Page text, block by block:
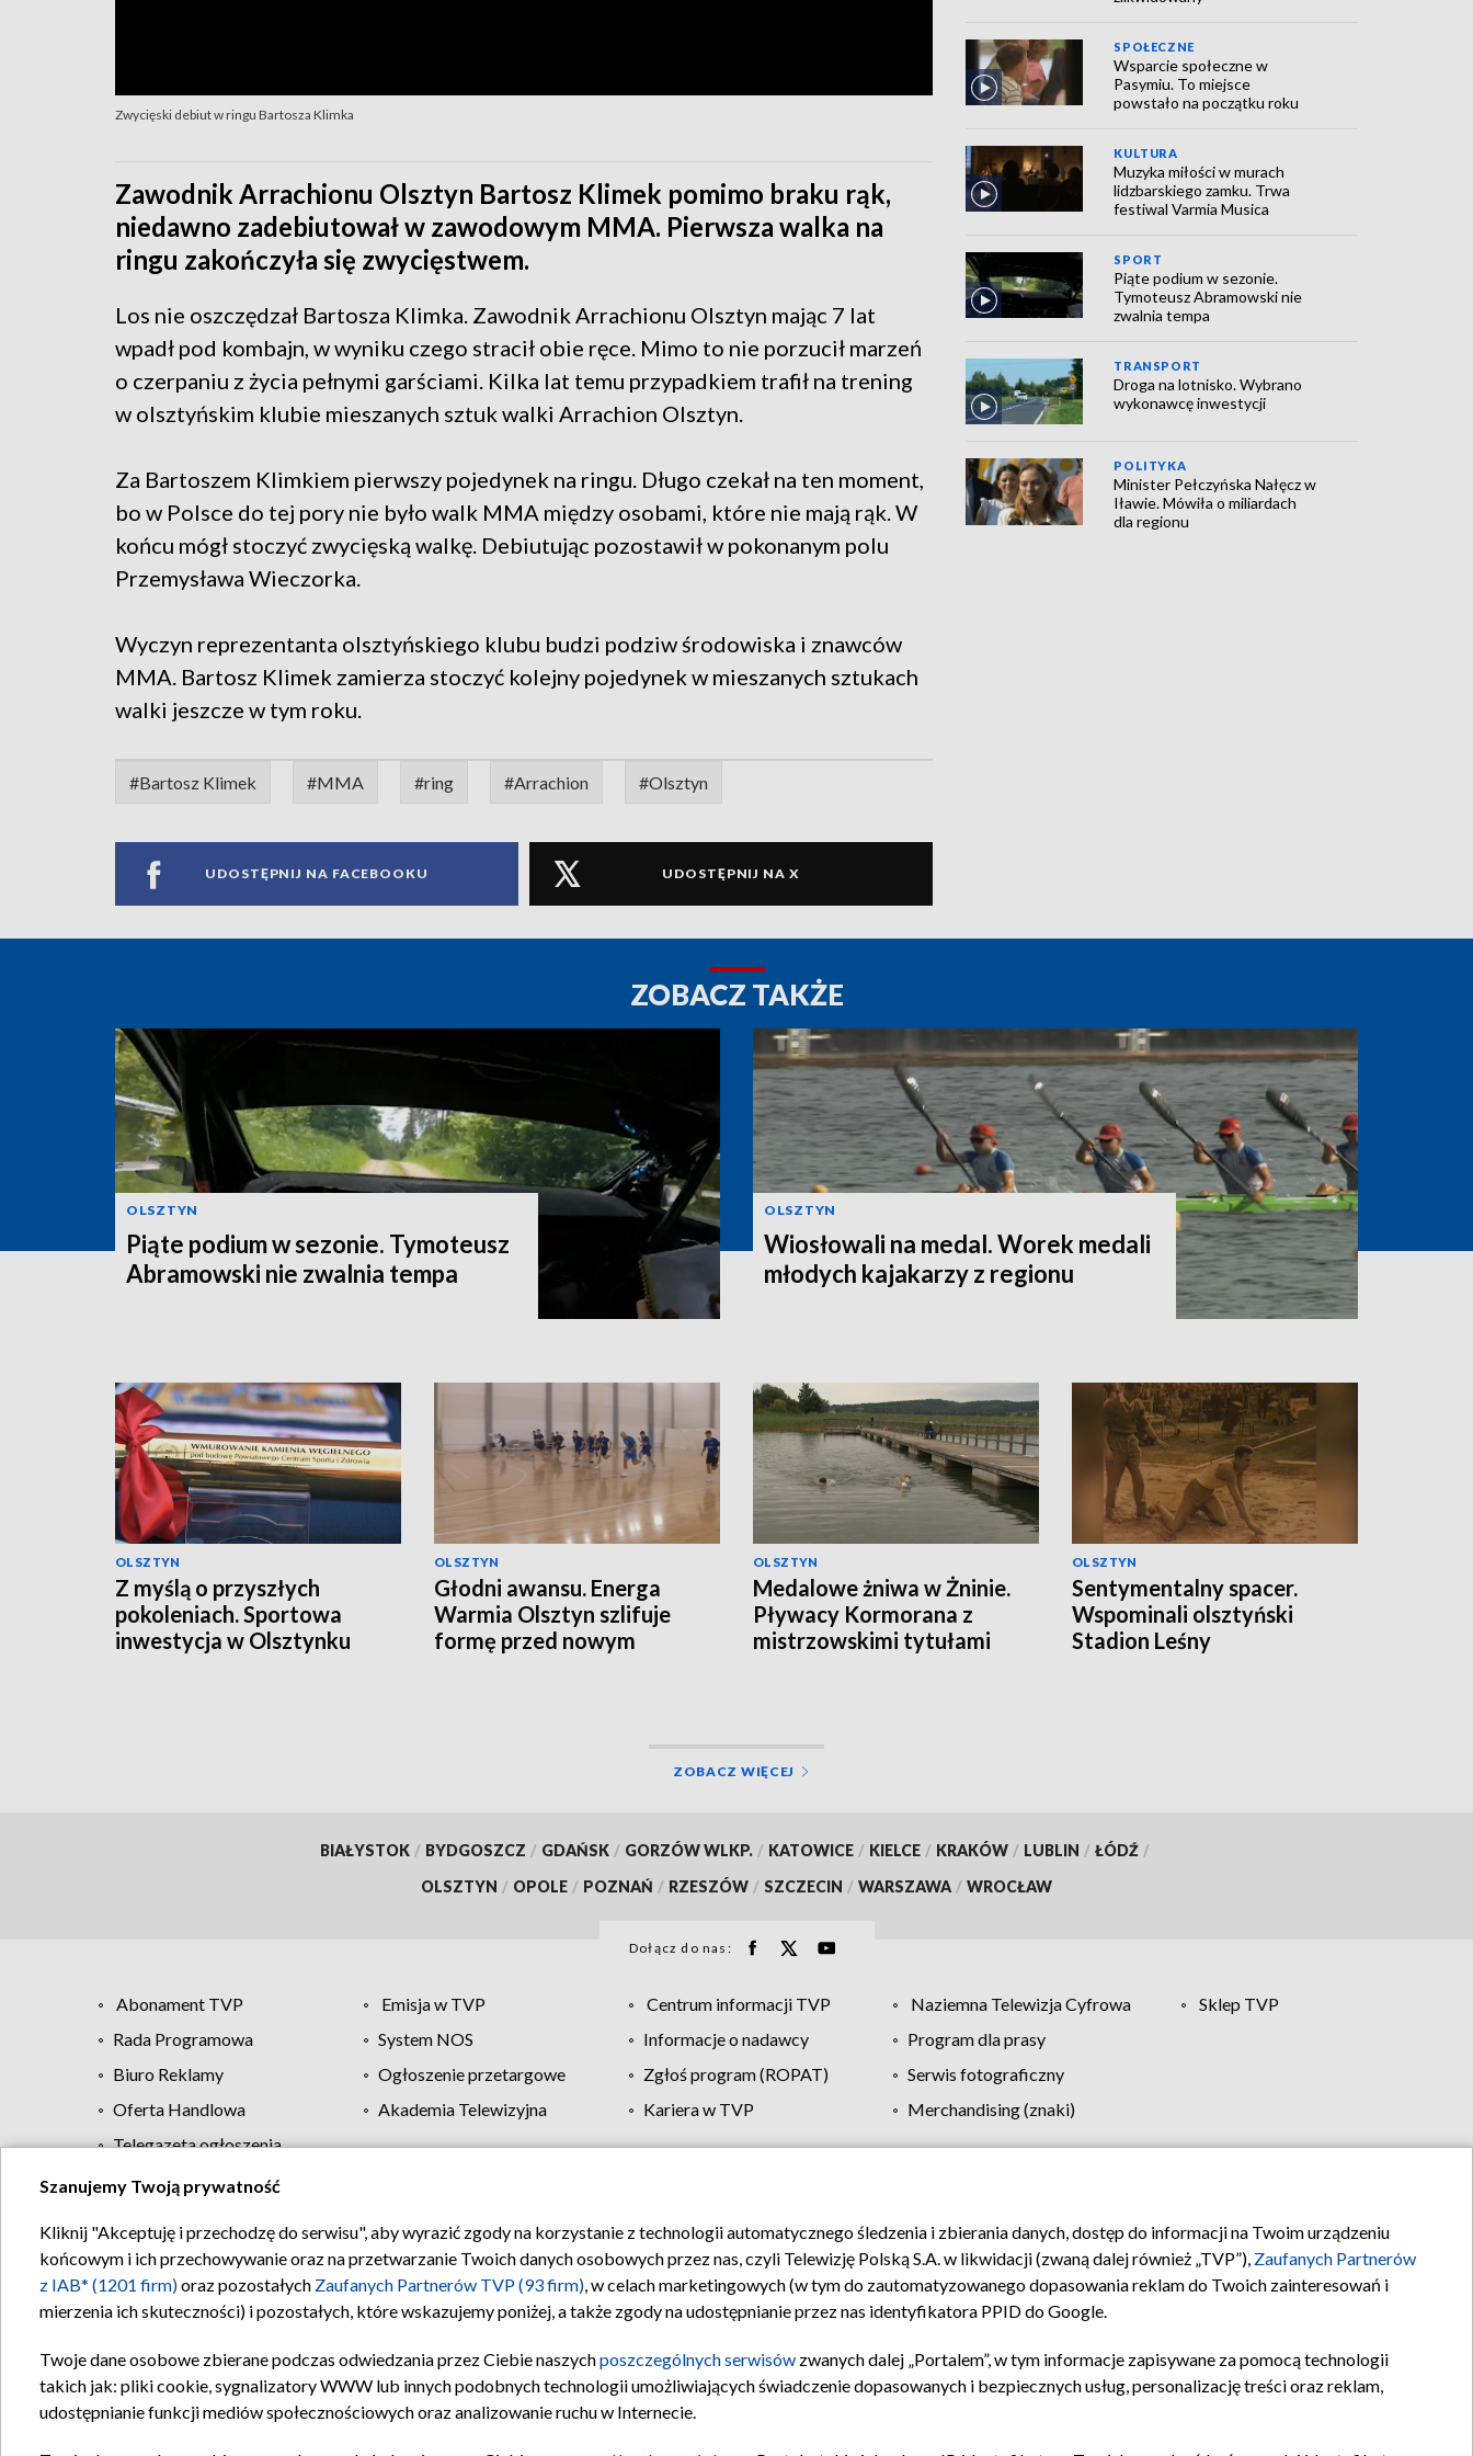
Zwycięski debiut w ringu Bartosza Klimka
Zawodnik Arrachionu Olsztyn Bartosz Klimek pomimo braku rąk,
niedawno zadebiutował w zawodowym MMA. Pierwsza walka na
ringu zakończyła się zwycięstwem.
Los nie oszczędzał Bartosza Klimka. Zawodnik Arrachionu Olsztyn mając 7 lat
wpadł pod kombajn, w wyniku czego stracił obie ręce. Mimo to nie porzucił marzeń
o czerpaniu z życia pełnymi garściami. Kilka lat temu przypadkiem trafił na trening
w olsztyńskim klubie mieszanych sztuk walki Arrachion Olsztyn.
Za Bartoszem Klimkiem pierwszy pojedynek na ringu. Długo czekał na ten moment,
bo w Polsce do tej pory nie było walk MMA między osobami, które nie mają rąk. W
końcu mógł stoczyć zwycięską walkę. Debiutując pozostawił w pokonanym polu
Przemysława Wieczorka.
Wyczyn reprezentanta olsztyńskiego klubu budzi podziw środowiska i znawców
MMA. Bartosz Klimek zamierza stoczyć kolejny pojedynek w mieszanych sztukach
walki jeszcze w tym roku.
#Bartosz Klimek #MMA #ring #Arrachion #Olsztyn
UDOSTĘPNIJ NA FACEBOOKU UDOSTĘPNIJ NA X
SPOŁECZNE
Wsparcie społeczne w
Pasymiu. To miejsce
powstało na początku roku
KULTURA
Muzyka miłości w murach
lidzbarskiego zamku. Trwa
festiwal Varmia Musica
SPORT
Piąte podium w sezonie.
Tymoteusz Abramowski nie
zwalnia tempa
TRANSPORT
Droga na lotnisko. Wybrano
wykonawcę inwestycji
POLITYKA
Minister Pełczyńska Nałęcz w
Iławie. Mówiła o miliardach
dla regionu
ZOBACZ TAKŻE
OLSZTYN
Piąte podium w sezonie. Tymoteusz
Abramowski nie zwalnia tempa
OLSZTYN
Wiosłowali na medal. Worek medali
młodych kajakarzy z regionu
OLSZTYN
Z myślą o przyszłych
pokoleniach. Sportowa
inwestycja w Olsztynku
OLSZTYN
Głodni awansu. Energa
Warmia Olsztyn szlifuje
formę przed nowym
OLSZTYN
Medalowe żniwa w Żninie.
Pływacy Kormorana z
mistrzowskimi tytułami
OLSZTYN
Sentymentalny spacer.
Wspominali olsztyński
Stadion Leśny
ZOBACZ WIĘCEJ
BIAŁYSTOK / BYDGOSZCZ / GDAŃSK / GORZÓW WLKP. / KATOWICE / KIELCE / KRAKÓW / LUBLIN / ŁÓDŹ /
OLSZTYN / OPOLE / POZNAŃ / RZESZÓW / SZCZECIN / WARSZAWA / WROCŁAW
Dołącz do nas:
Abonament TVP Emisja w TVP Centrum informacji TVP Naziemna Telewizja Cyfrowa
Sklep TVP
Rada Programowa
System NOS Informacje o nadawcy
Program dla prasy
Biuro Reklamy
Ogłoszenie przetargowe Zgłoś program (ROPAT)
Serwis fotograficzny
Oferta Handlowa
Akademia Telewizyjna Kariera w TVP
Merchandising (znaki)
Telegazeta ogłoszenia
Regulamin TVP Polityka prywatności Moje zgody Pomoc Biuro reklamy Kontakt
Szanujemy Twoją prywatność
Kliknij "Akceptuję i przechodzę do serwisu", aby wyrazić zgody na korzystanie z technologii automatycznego śledzenia i zbierania danych, dostęp do informacji na Twoim urządzeniu
końcowym i ich przechowywanie oraz na przetwarzanie Twoich danych osobowych przez nas, czyli Telewizję Polską S.A. w likwidacji (zwaną dalej również „TVP”), Zaufanych Partnerów
z IAB* (1201 firm)oraz pozostałych Zaufanych Partnerów TVP (93 firm), w celach marketingowych (w tym do zautomatyzowanego dopasowania reklam do Twoich zainteresowań i
mierzenia ich skuteczności) i pozostałych, które wskazujemy poniżej, a także zgody na udostępnianie przez nas identyfikatora PPID do Google.
Twoje dane osobowe zbierane podczas odwiedzania przez Ciebie naszychposzczególnych serwisów zwanych dalej „Portalem”, w tym informacje zapisywane za pomocą technologii
takich jak: pliki cookie, sygnalizatory WWW lub innych podobnych technologii umożliwiających świadczenie dopasowanych i bezpiecznych usług, personalizację treści oraz reklam,
udostępnianie funkcji mediów społecznościowych oraz analizowanie ruchu w Internecie.